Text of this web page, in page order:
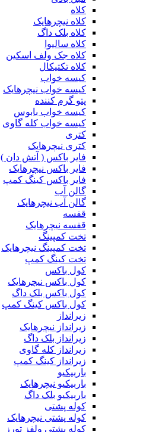
کلاه
کلاه نیچرهایک
کلاه بلک داگ
کلاه سالیوا
کلاه جک‌ ولف‌ اسکین
کلاه تکتیکال
کیسه خواب
کیسه خواب نیچرهایک
پتو گرم کننده
کیسه خواب بابوس
کیسه خواب کله گاوی
کتری
کتری نیچرهایک
فایر باکس ( آتش دان )
فایر باکس نیچرهایک
فایر باکس کینگ کمپ
گالن آب
گالن آب نیچرهایک
قفسه
قفسه نیچرهایک
تخت کمپینگ
تخت کمپینگ نیچرهایک
تخت کینگ کمپ
کول باکس
کول باکس نیچرهایک
کول باکس بلک داگ
کول باکس کینگ کمپ
زیرانداز
زیرانداز نیچرهایک
زیرانداز بلک داگ
زیرانداز کله گاوی
زیرانداز کینگ کمپ
باربیکیو
باربیکیو نیچرهایک
باربیکیو بلک داگ
کوله پشتی
کوله پشتی نیچرهایک
کوله پشتی ولفز تورز